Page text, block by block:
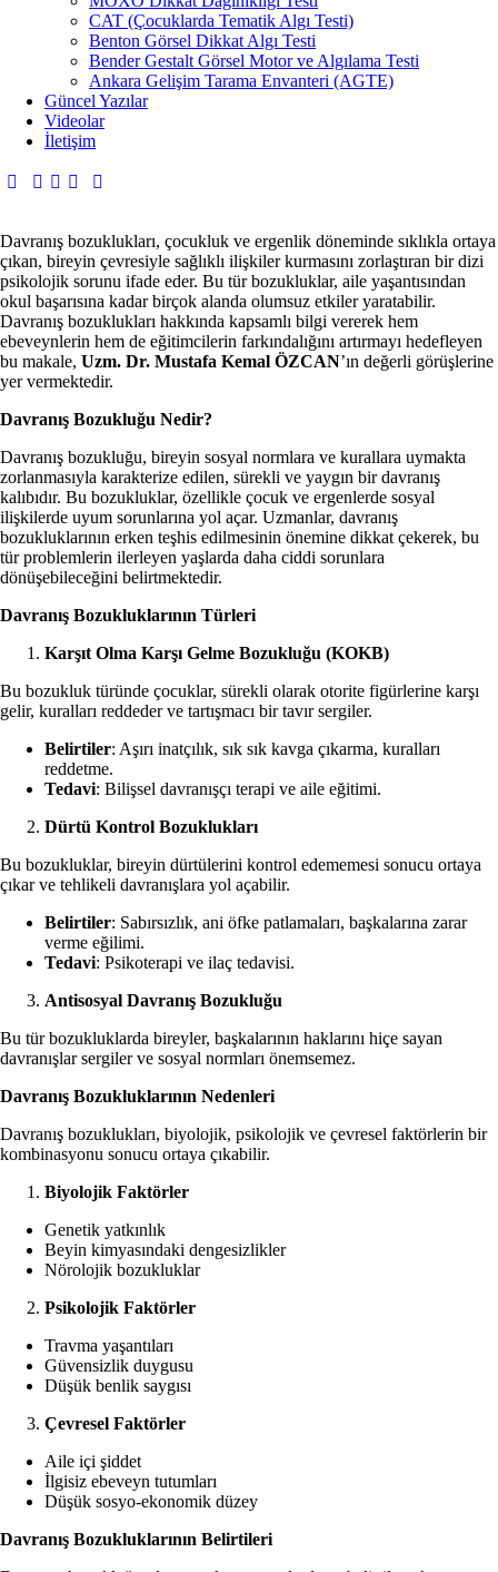
CAT (Çocuklarda Tematik Algı Testi)
Benton Görsel Dikkat Algı Testi
Bender Gestalt Görsel Motor ve Algılama Testi
Ankara Gelişim Tarama Envanteri (AGTE)
Güncel Yazılar
Videolar
İletişim
Davranış bozuklukları, çocukluk ve ergenlik döneminde sıklıkla ortaya
çıkan, bireyin çevresiyle sağlıklı ilişkiler kurmasını zorlaştıran bir dizi
psikolojik sorunu ifade eder. Bu tür bozukluklar, aile yaşantısından
okul başarısına kadar birçok alanda olumsuz etkiler yaratabilir.
Davranış bozuklukları hakkında kapsamlı bilgi vererek hem
ebeveynlerin hem de eğitimcilerin farkındalığını artırmayı hedefleyen
bu makale, Uzm. Dr. Mustafa Kemal ÖZCAN’ın değerli görüşlerine
yer vermektedir.
Davranış Bozukluğu Nedir?
Davranış bozukluğu, bireyin sosyal normlara ve kurallara uymakta
zorlanmasıyla karakterize edilen, sürekli ve yaygın bir davranış
kalıbıdır. Bu bozukluklar, özellikle çocuk ve ergenlerde sosyal
ilişkilerde uyum sorunlarına yol açar. Uzmanlar, davranış
bozukluklarının erken teşhis edilmesinin önemine dikkat çekerek, bu
tür problemlerin ilerleyen yaşlarda daha ciddi sorunlara
dönüşebileceğini belirtmektedir.
Davranış Bozukluklarının Türleri
Karşıt Olma Karşı Gelme Bozukluğu (KOKB)
Bu bozukluk türünde çocuklar, sürekli olarak otorite figürlerine karşı
gelir, kuralları reddeder ve tartışmacı bir tavır sergiler.
Belirtiler: Aşırı inatçılık, sık sık kavga çıkarma, kuralları
reddetme.
Tedavi: Bilişsel davranışçı terapi ve aile eğitimi.
Dürtü Kontrol Bozuklukları
Bu bozukluklar, bireyin dürtülerini kontrol edememesi sonucu ortaya
çıkar ve tehlikeli davranışlara yol açabilir.
Belirtiler: Sabırsızlık, ani öfke patlamaları, başkalarına zarar
verme eğilimi.
Tedavi: Psikoterapi ve ilaç tedavisi.
Antisosyal Davranış Bozukluğu
Bu tür bozukluklarda bireyler, başkalarının haklarını hiçe sayan
davranışlar sergiler ve sosyal normları önemsemez.
Davranış Bozukluklarının Nedenleri
Davranış bozuklukları, biyolojik, psikolojik ve çevresel faktörlerin bir
kombinasyonu sonucu ortaya çıkabilir.
Biyolojik Faktörler
Genetik yatkınlık
Beyin kimyasındaki dengesizlikler
Nörolojik bozukluklar
Psikolojik Faktörler
Travma yaşantıları
Güvensizlik duygusu
Düşük benlik saygısı
Çevresel Faktörler
Aile içi şiddet
İlgisiz ebeveyn tutumları
Düşük sosyo-ekonomik düzey
Davranış Bozukluklarının Belirtileri